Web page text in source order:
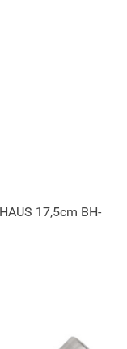
17,5cm BH-